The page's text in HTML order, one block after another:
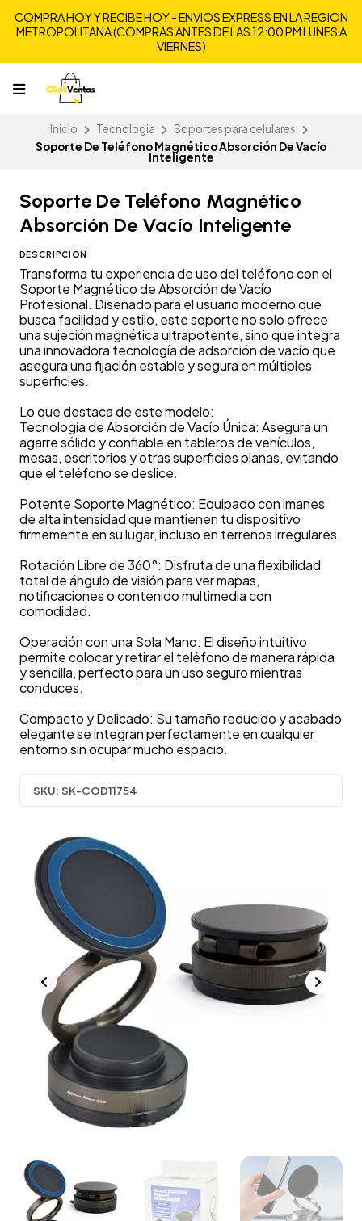
COMPRA HOY Y RECIBE HOY - ENVIOS EXPRESS EN LA REGION
METROPOLITANA (COMPRAS ANTES DE LAS 12:00 PM LUNES A
VIERNES)
Inicio Tecnologia
Soportes para celulares
Soporte De Teléfono Magnético Absorción De Vacío
Inteligente
Soporte De Teléfono Magnético
Absorción De Vacío Inteligente
DESCRIPCIÓN
Transforma tu experiencia de uso del teléfono con el
Soporte Magnético de Absorción de Vacío
Profesional. Diseñado para el usuario moderno que
busca facilidad y estilo, este soporte no solo ofrece
una sujeción magnética ultrapotente, sino que integra
una innovadora tecnología de adsorción de vacío que
asegura una fijación estable y segura en múltiples
superficies.
Lo que destaca de este modelo:
Tecnología de Absorción de Vacío Única: Asegura un
agarre sólido y confiable en tableros de vehículos,
mesas, escritorios y otras superficies planas, evitando
que el teléfono se deslice.
Potente Soporte Magnético: Equipado con imanes
de alta intensidad que mantienen tu dispositivo
firmemente en su lugar, incluso en terrenos irregulares.
Rotación Libre de 360°: Disfruta de una flexibilidad
total de ángulo de visión para ver mapas,
notificaciones o contenido multimedia con
comodidad.
Operación con una Sola Mano: El diseño intuitivo
permite colocar y retirar el teléfono de manera rápida
y sencilla, perfecto para un uso seguro mientras
conduces.
Compacto y Delicado: Su tamaño reducido y acabado
elegante se integran perfectamente en cualquier
entorno sin ocupar mucho espacio.
SKU: SK-COD11754